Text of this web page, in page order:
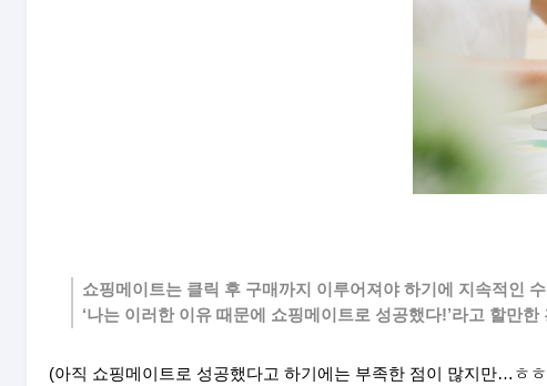
쇼핑메이트는 클릭 후 구매까지 이루어져야 하기에 지속적인
‘나는 이러한 이유 때문에 쇼핑메이트로 성공했다!’라고 할만
(아직 쇼핑메이트로 성공했다고 하기에는 부족한 점이 많지만…ㅎ